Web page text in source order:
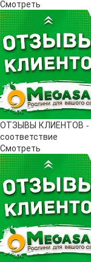
Смотреть
ОТЗЫВЫ КЛИЕНТОВ -
соответствие
Смотреть